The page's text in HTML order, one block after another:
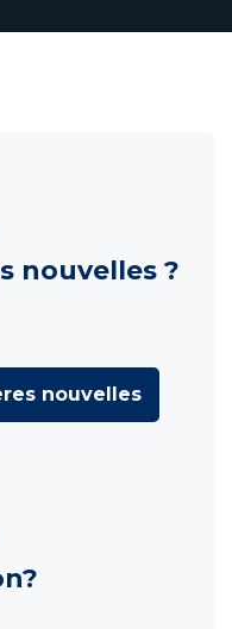
nouvelles ?
nouvelles